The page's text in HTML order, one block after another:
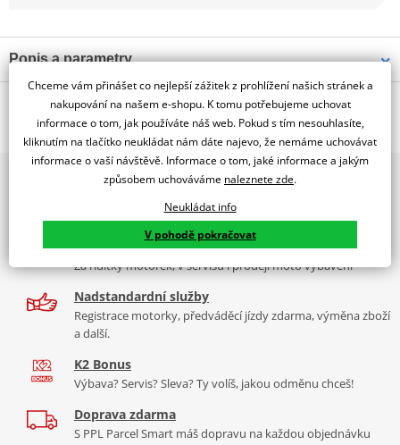
Popis a parametry
Jsme autorizovaný
dealer značky PUIG
Z-Racing Screen For KAWASAKI NINJA H2 SX
Tabulka velikostí
Co když mi to nebude
O výrobci
PUIG byl založen v roce 1964 ve Španělsku. Vyrábí se ve městě
Granollers poblíž Barcelony na ploše 8 000 m² v objektu, který se
dělí na 3 části: komerční, odlitkovou a kovových součástek. Již 40
let se účastní nejslavnějších závodů motocyklů po celém světě. V
naší nabídce naleznete doplňky a příslušenství například: plexi,
padací protektory a mnoho dalšího.
Zobrazit všechny produktyznačky PUIG
2x multibrand showroom
díly, to vše v Praze a Liberci
Více než 30 let zkušeností
Za řídítky motorek, v servisu i prodeji moto vybavení
Nadstandardní služby
Registrace motorky, předváděcí jízdy zdarma, výměna zboží
a další.
K2 Bonus
Výbava? Servis? Sleva? Ty volíš, jakou odměnu chceš!
Doprava zdarma
S PPL Parcel Smart máš dopravu na každou objednávku
Chceme vám přinášet co nejlepší zážitek z prohlížení našich stránek a
nakupování na našem e-shopu. K tomu potřebujeme uchovat
informace o tom, jak používáte náš web. Pokud s tím nesouhlasíte,
kliknutím na tlačítko neukládat nám dáte najevo, že nemáme uchovávat
informace o vaší návštěvě. Informace o tom, jaké informace a jakým
způsobem uchováváme naleznete zde.
Neukládat info
V pohodě pokračovat